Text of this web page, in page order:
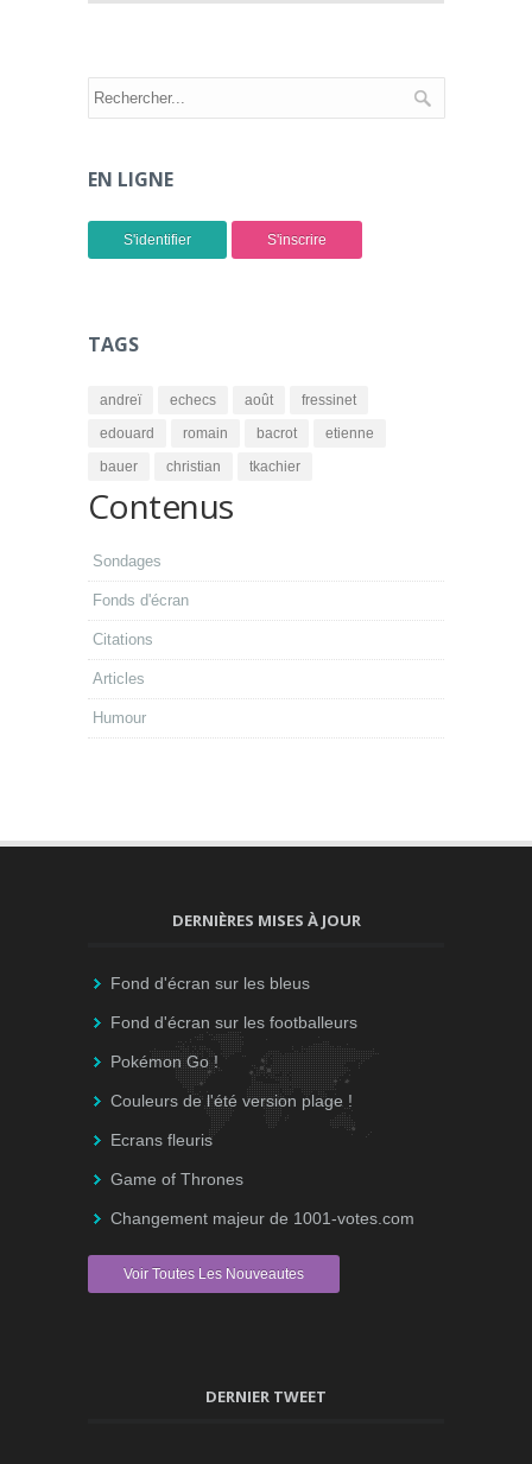
EN LIGNE
S'identifier S'inscrire
TAGS
andreï echecs août
fressinet
edouard
romain bacrot
etienne
bauer
christian tkachier
Contenus
Sondages
Fonds d'écran
Citations
Articles
Humour
DERNIÈRES MISES À JOUR
Fond d'écran sur les bleus
Fond d'écran sur les footballeurs
Pokémon Go !
Couleurs de l'été version plage !
Ecrans fleuris
Game of Thrones
Changement majeur de 1001-votes.com
Voir Toutes Les Nouveautes
DERNIER TWEET